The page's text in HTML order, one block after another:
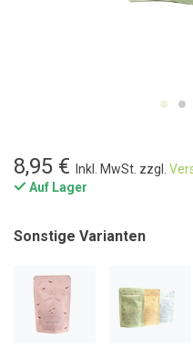
8,95 € Inkl. MwSt. zzgl.
Auf Lager
Sonstige Varianten